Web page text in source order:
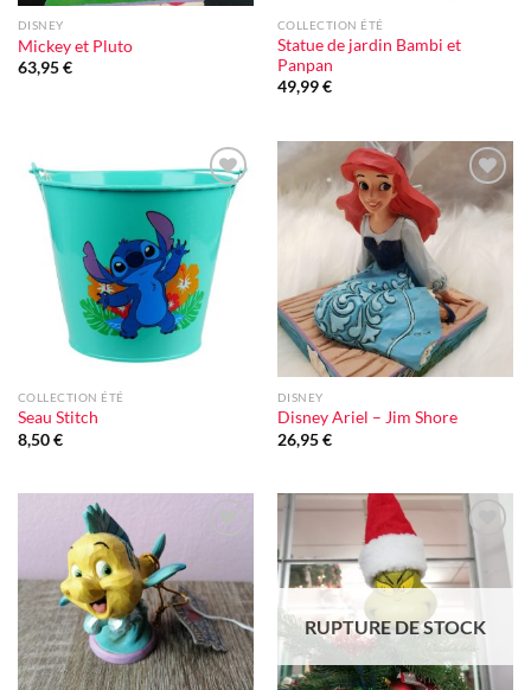
DISNEY
Mickey et Pluto
63,95€
COLLECTION ÉTÉ
Statue de jardin Bambi et
Panpan
49,99€
Ajouter
à la liste
d'envie
COLLECTION ÉTÉ
Seau Stitch
8,50€
Ajouter
à la liste
DISNEY
Disney Ariel – Jim Shore
26,95€
d'envie
Ajouter
à la liste
d'envie
RUPTURE DE STOCK